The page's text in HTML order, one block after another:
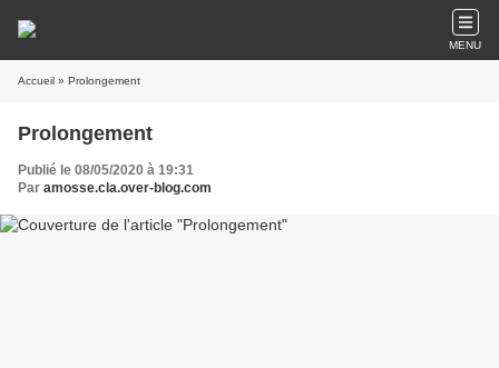
MENU
Accueil » Prolongement
Prolongement
Publié le 08/05/2020 à 19:31
Par amosse.cla.over-blog.com